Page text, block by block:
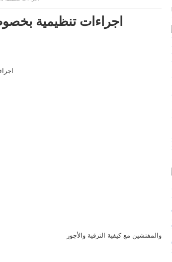
اجراءات تنظيمية
والمفتشين مع كيفية الترقية والأجور